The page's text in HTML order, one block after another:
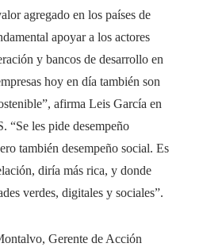
agregado en los países de
apoyar a los actores
y bancos de desarrollo en
hoy en día también son
afirma Leis García en
“Se les pide desempeño
también desempeño social. Es
diría más rica, y donde
verdes, digitales y sociales”.
Gerente de Acción